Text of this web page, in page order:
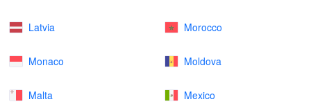
Latvia Morocco
Monaco Moldova
Malta Mexico